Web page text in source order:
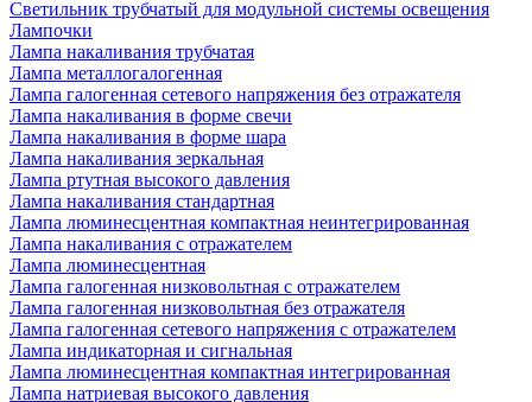
Светильник трубчатый для модульной системы освещения
Лампочки
Лампа накаливания трубчатая
Лампа металлогалогенная
Лампа галогенная сетевого напряжения без отражателя
Лампа накаливания в форме свечи
Лампа накаливания в форме шара
Лампа накаливания зеркальная
Лампа ртутная высокого давления
Лампа накаливания стандартная
Лампа люминесцентная компактная неинтегрированная
Лампа накаливания с отражателем
Лампа люминесцентная
Лампа галогенная низковольтная с отражателем
Лампа галогенная низковольтная без отражателя
Лампа галогенная сетевого напряжения с отражателем
Лампа индикаторная и сигнальная
Лампа люминесцентная компактная интегрированная
Лампа натриевая высокого давления